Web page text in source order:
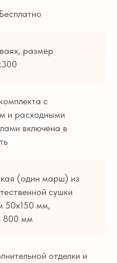
размер
с
и расходными
включена в
(один марш) из
сушки
50х150 мм,
800 мм
отделки и